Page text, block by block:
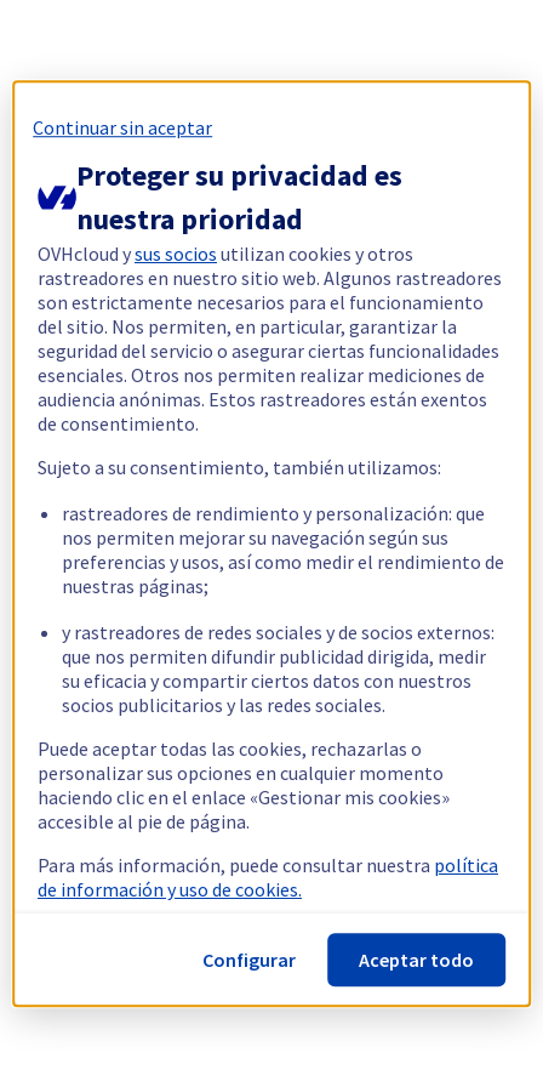
Continuar sin aceptar
Proteger su privacidad es
nuestra prioridad
OVHcloud ysus socios utilizan cookies y otros
rastreadores en nuestro sitio web. Algunos rastreadores
son estrictamente necesarios para el funcionamiento
del sitio. Nos permiten, en particular, garantizar la
seguridad del servicio o asegurar ciertas funcionalidades
esenciales. Otros nos permiten realizar mediciones de
audiencia anónimas. Estos rastreadores están exentos
de consentimiento.
Sujeto a su consentimiento, también utilizamos:
rastreadores de rendimiento y personalización: que
nos permiten mejorar su navegación según sus
preferencias y usos, así como medir el rendimiento de
nuestras páginas;
y rastreadores de redes sociales y de socios externos:
que nos permiten difundir publicidad dirigida, medir
su eficacia y compartir ciertos datos con nuestros
socios publicitarios y las redes sociales.
Puede aceptar todas las cookies, rechazarlas o
personalizar sus opciones en cualquier momento
haciendo clic en el enlace «Gestionar mis cookies»
accesible al pie de página.
Para más información, puede consultar nuestra política
de información y uso de cookies.
Configurar Aceptar todo